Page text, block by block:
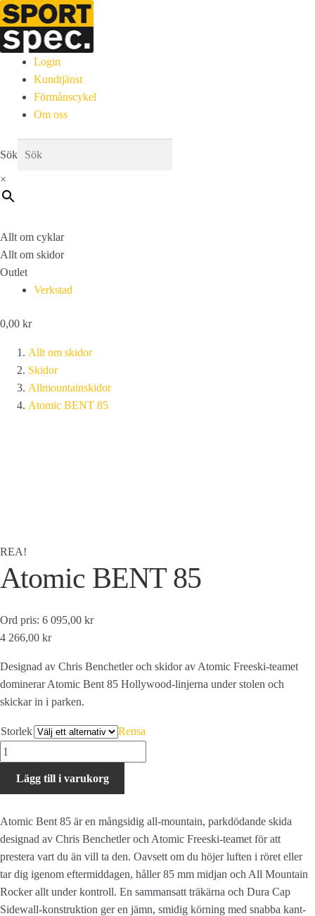
Login
Kundtjänst
Förmånscykel
Om oss
Sök
×
Allt om cyklar
Allt om skidor
Outlet
Verkstad
0,00 kr
Allt om skidor
Skidor
Allmountainskidor
Atomic BENT 85
REA!
Atomic BENT 85
Ord pris: 6 095,00 kr
4 266,00 kr
Designad av Chris Benchetler och skidor av Atomic Freeski-teamet
dominerar Atomic Bent 85 Hollywood-linjerna under stolen och
skickar in i parken.
Storlek
Rensa
Atomic
BENT
Lägg till i varukorg
Atomic Bent 85 är en mångsidig all-mountain, parkdödande skida
designad av Chris Benchetler och Atomic Freeski-teamet för att
prestera vart du än vill ta den. Oavsett om du höjer luften i röret eller
tar dig igenom eftermiddagen, håller 85 mm midjan och All Mountain
Rocker allt under kontroll. En sammansatt träkärna och Dura Cap
Sidewall-konstruktion ger en jämn, smidig körning med snabba kant-